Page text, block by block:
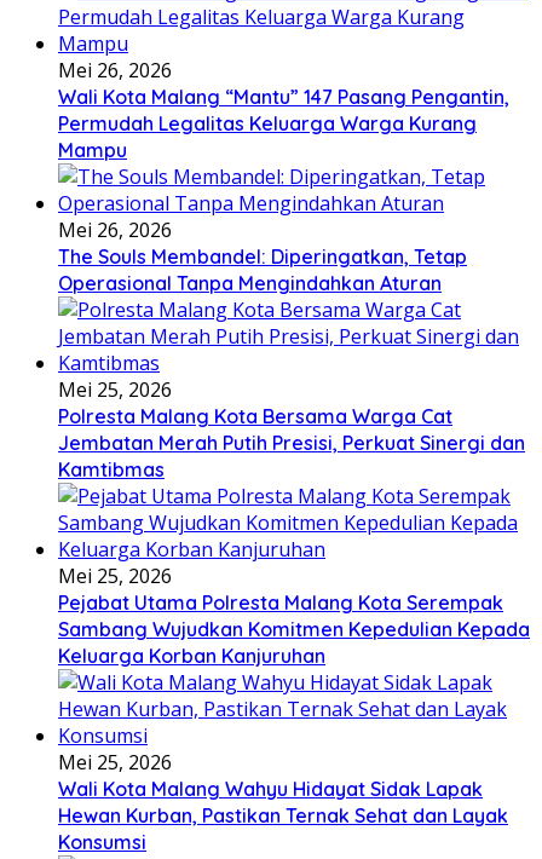
Mei 26, 2026
Wali Kota Malang “Mantu” 147 Pasang Pengantin,
Permudah Legalitas Keluarga Warga Kurang
Mampu
Mei 26, 2026
The Souls Membandel: Diperingatkan, Tetap
Operasional Tanpa Mengindahkan Aturan
Mei 25, 2026
Polresta Malang Kota Bersama Warga Cat
Jembatan Merah Putih Presisi, Perkuat Sinergi dan
Kamtibmas
Mei 25, 2026
Pejabat Utama Polresta Malang Kota Serempak
Sambang Wujudkan Komitmen Kepedulian Kepada
Keluarga Korban Kanjuruhan
Mei 25, 2026
Wali Kota Malang Wahyu Hidayat Sidak Lapak
Hewan Kurban, Pastikan Ternak Sehat dan Layak
Konsumsi